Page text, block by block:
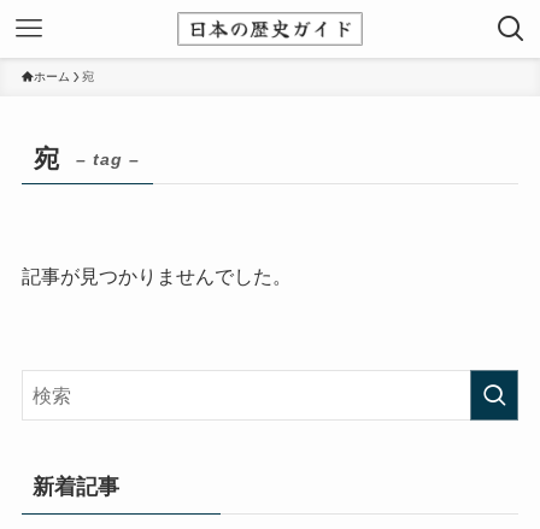
ホーム 宛
宛 – tag –
記事が見つかりませんでした。
新着記事